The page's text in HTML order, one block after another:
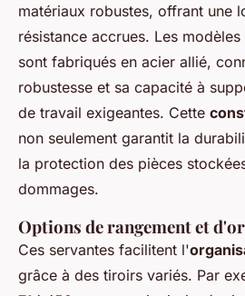
matériaux robustes, offrant une
résistance accrues. Les
sont fabriqués en acier allié,
robustesse et sa capacité à
de travail exigeantes. Cette
non seulement garantit la
la protection des pièces
dommages.
Options de rangement et
Ces servantes facilitent l'
grâce à des tiroirs variés. Par